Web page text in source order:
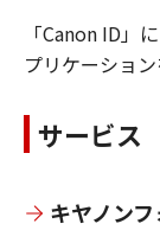
「Canon ID」
プリケーショ
サービス
キヤノン